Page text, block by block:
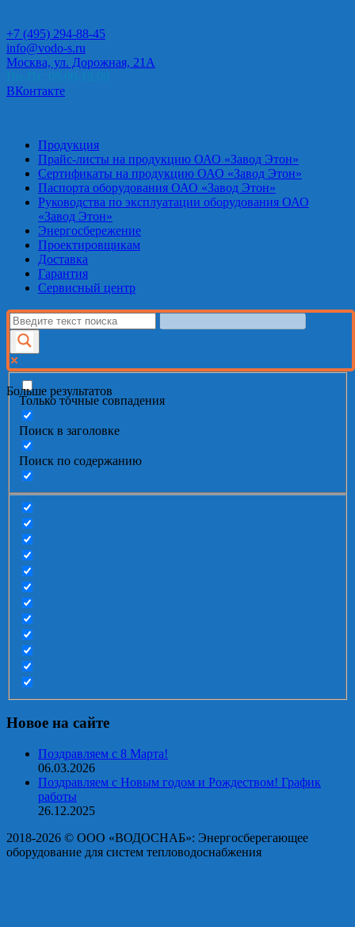
+7 (495) 294-88-45
info@vodo-s.ru
Москва, ул. Дорожная, 21А
ВКонтакте
Продукция
Прайс-листы на продукцию ОАО «Завод Этон»
Сертификаты на продукцию ОАО «Завод Этон»
Паспорта оборудования ОАО «Завод Этон»
Руководства по эксплуатации оборудования ОАО
«Завод Этон»
Энергосбережение
Проектировщикам
Доставка
Гарантия
Сервисный центр
Больше результатов
Только точные совпадения
Поиск в заголовке
Поиск по содержанию
Новое на сайте
Поздравляем с 8 Марта!
06.03.2026
Поздравляем с Новым годом и Рождеством! График
работы
26.12.2025
2018-2026 © OOO «ВОДОСНАБ»: Энергосберегающее
оборудование для систем тепловодоснабжения